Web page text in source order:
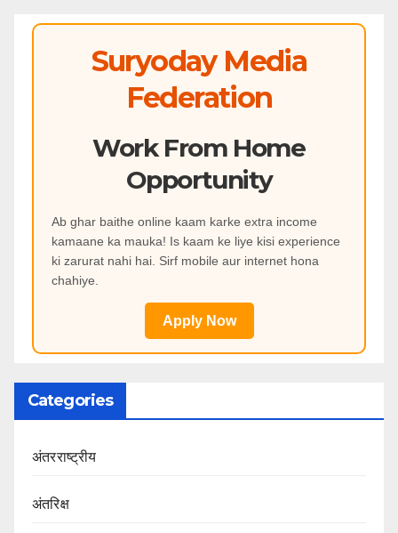
Suryoday Media
Federation
Work From Home
Opportunity
Ab ghar baithe online kaam karke extra income
kamaane ka mauka! Is kaam ke liye kisi experience
ki zarurat nahi hai. Sirf mobile aur internet hona
chahiye.
Apply Now
Categories
अंतरराष्ट्रीय
अंतरिक्ष